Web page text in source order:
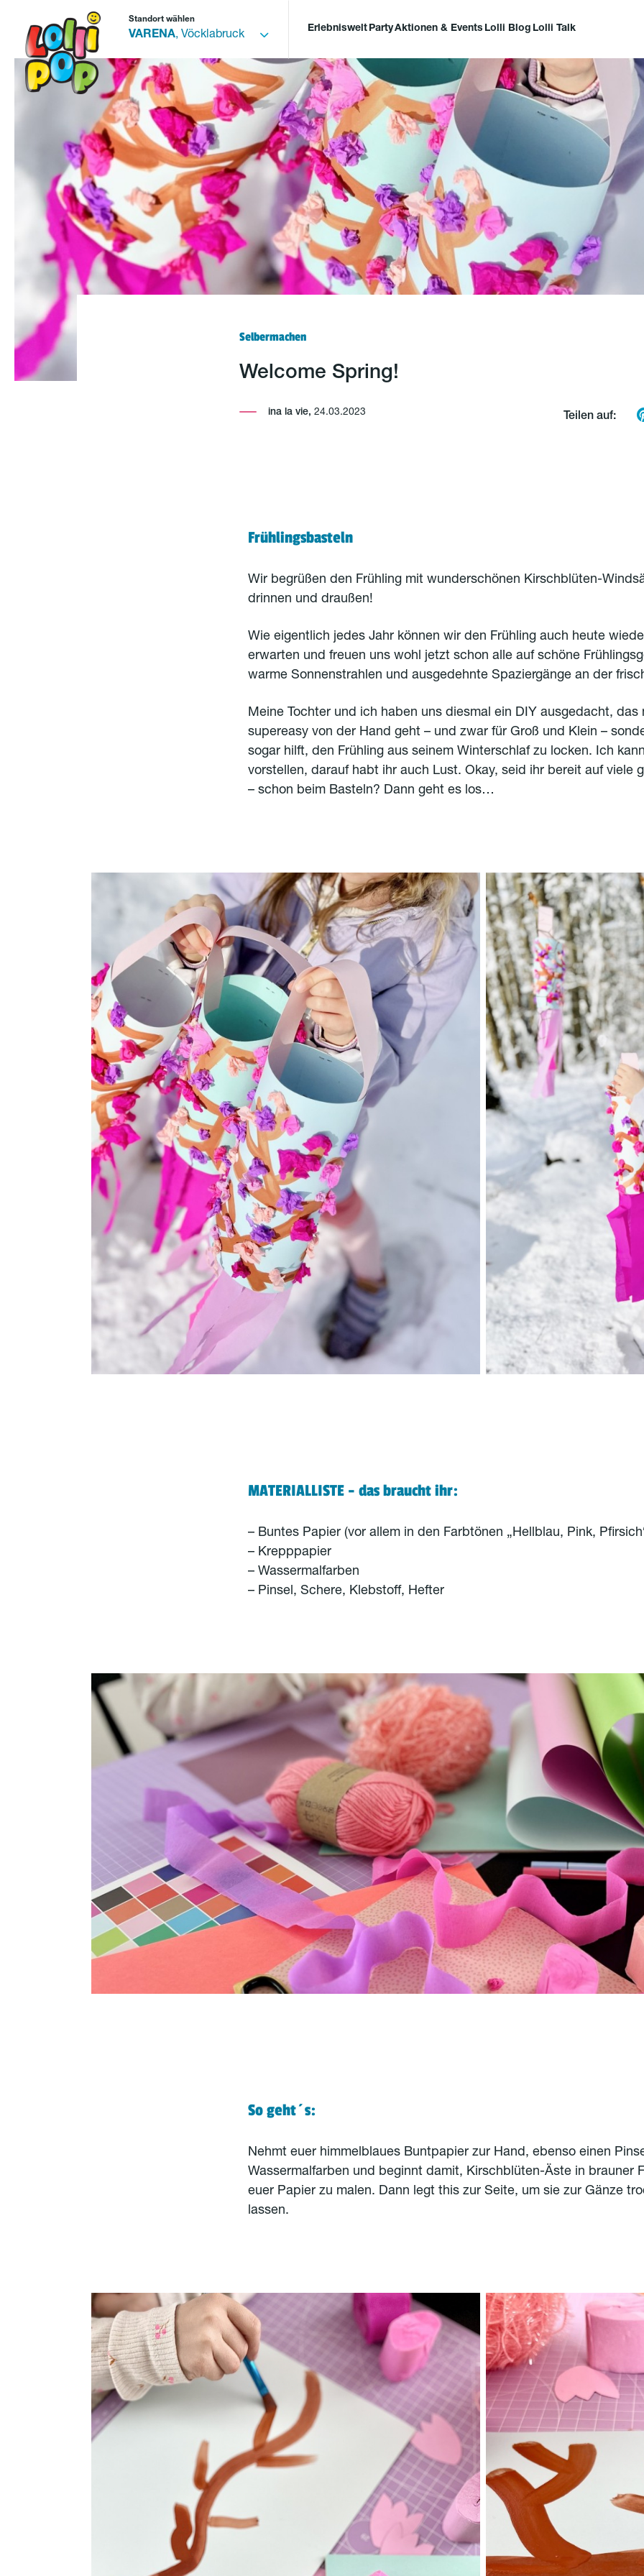
Standort wählen
VARENA, Vöcklabruck
Erlebniswelt PartyAktionen & Events Lolli Blog Lolli Talk
Selbermachen
Welcome Spring!
ina la vie, 24.03.2023 Teilen auf:
Frühlingsbasteln
Wir begrüßen den Frühling mit wunderschönen Kirschblüten-
drinnen und draußen!
Wie eigentlich jedes Jahr können wir den Frühling auch heute
erwarten und freuen uns wohl jetzt schon alle auf schöne
warme Sonnenstrahlen und ausgedehnte Spaziergänge an der
Meine Tochter und ich haben uns diesmal ein DIY ausgedacht, das
supereasy von der Hand geht – und zwar für Groß und Klein –
sogar hilft, den Frühling aus seinem Winterschlaf zu locken. Ich
vorstellen, darauf habt ihr auch Lust. Okay, seid ihr bereit auf viele
– schon beim Basteln? Dann geht es los…
MATERIALLISTE - das braucht ihr:
– Buntes Papier (vor allem in den Farbtönen „Hellblau, Pink,
– Krepppapier
– Wassermalfarben
– Pinsel, Schere, Klebstoff, Hefter
So geht´s:
Nehmt euer himmelblaues Buntpapier zur Hand, ebenso einen
Wassermalfarben und beginnt damit, Kirschblüten-Äste in brauner
euer Papier zu malen. Dann legt this zur Seite, um sie zur Gänze
lassen.